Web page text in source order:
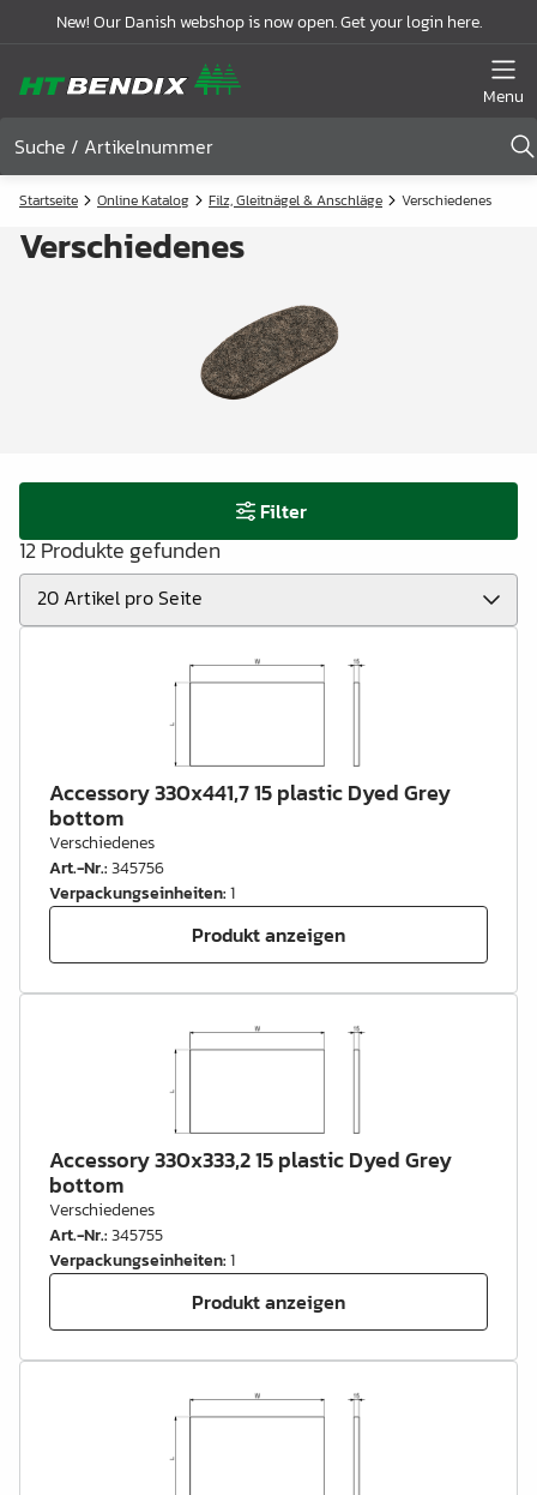
New! Our Danish webshop is now open. Get your login here.
Menu
Startseite Online Katalog Filz, Gleitnägel & Anschläge Verschiedenes
Verschiedenes
Filter
12 Produkte gefunden
Accessory 330x441,7 15 plastic Dyed Grey
bottom
Verschiedenes
Art.-Nr.:345756
Verpackungseinheiten:1
Produkt anzeigen
Accessory 330x333,2 15 plastic Dyed Grey
bottom
Verschiedenes
Art.-Nr.:345755
Verpackungseinheiten:1
Produkt anzeigen